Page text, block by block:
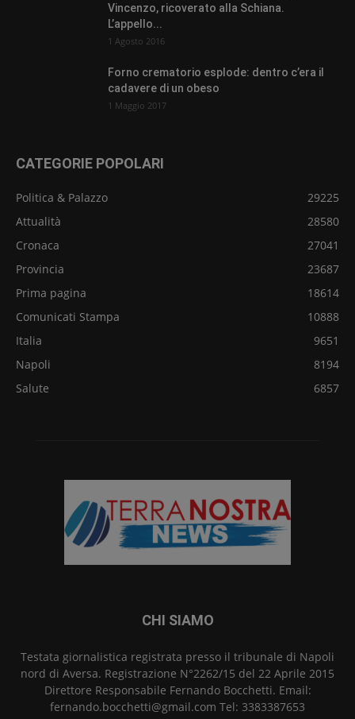
Vincenzo, ricoverato alla Schiana.
L’appello...
1 Agosto 2016
Forno crematorio esplode: dentro c’era il
cadavere di un obeso
1 Maggio 2017
CATEGORIE POPOLARI
Politica & Palazzo
29225
Attualità
28580
Cronaca
27041
Provincia
23687
Prima pagina
18614
Comunicati Stampa
10888
Italia
9651
Napoli
8194
Salute
6857
CHI SIAMO
Testata giornalistica registrata presso il tribunale di Napoli
nord di Aversa. Registrazione N°2262/15 del 22 Aprile 2015
Direttore Responsabile Fernando Bocchetti. Email:
fernando.bocchetti@gmail.com Tel: 3383387653